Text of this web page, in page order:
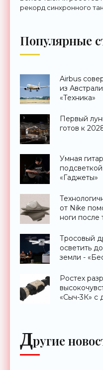
рекорд синхронного
Популярные
Airbus
из
«Техника»
Первый
готов к
Умная
«Гаджеты»
от Nike
ноги после
Тросовый
осветить
земли -
Ростех
«Сыч-3К» с
Другие